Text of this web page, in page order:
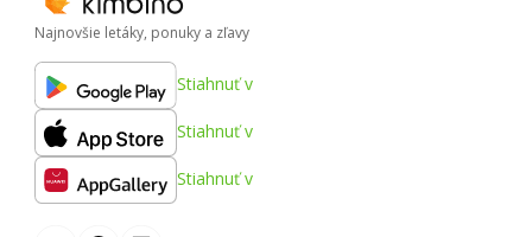
Najnovšie letáky, ponuky a zľavy
Stiahnuť v
Stiahnuť v
Stiahnuť v